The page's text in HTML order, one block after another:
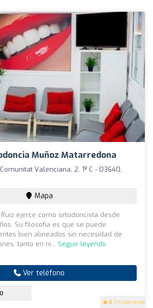
Muñoz Matarredona
5 (14 opiniones)
Valenciana, 2, 1º C - 03640,
Mapa
ejerce como ortodoncista desde
Su filosofía es que se puede
bien alineados sin necesidad de
tanto en ni... Seguir leyendo
Ver teléfono